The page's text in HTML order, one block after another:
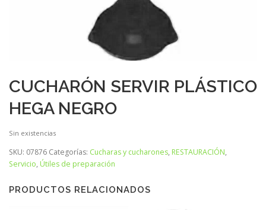
CUCHARÓN SERVIR PLÁSTICO
HEGA NEGRO
Sin existencias
SKU: 07876 Categorías: Cucharas y cucharones, RESTAURACIÓN,
Servicio, Útiles de preparación
PRODUCTOS RELACIONADOS